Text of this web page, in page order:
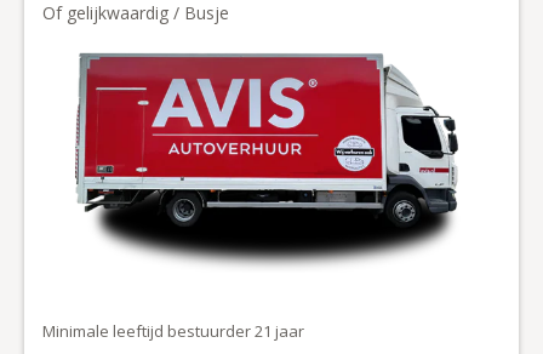
Of gelijkwaardig / Busje
Minimale leeftijd bestuurder 21 jaar